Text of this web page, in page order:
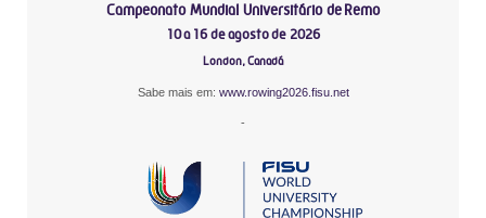
Campeonato Mundial Universitário de Remo
10 a 16 de agosto de 2026
London, Canadá
Sabe mais em: www.rowing2026.fisu.net
-